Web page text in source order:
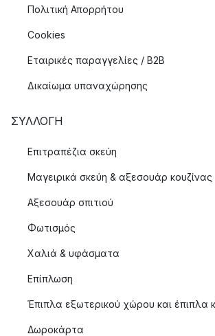
Πολιτική Απορρήτου
Cookies
Εταιρικές παραγγελίες / B2B
Δικαίωμα υπαναχώρησης
ΣΥΛΛΟΓΉ
Επιτραπέζια σκεύη
Μαγειρικά σκεύη & αξεσουάρ κουζίνας
Αξεσουάρ σπιτιού
Φωτισμός
Χαλιά & υφάσματα
Επίπλωση
Έπιπλα εξωτερικού χώρου και έπιπλα
Δωροκάρτα